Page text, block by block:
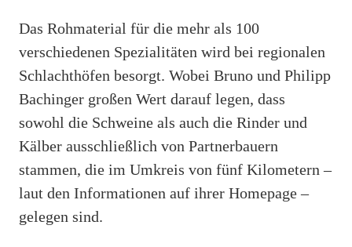
Das Rohmaterial für die mehr als 100
verschiedenen Spezialitäten wird bei regionalen
Schlachthöfen besorgt. Wobei Bruno und Philipp
Bachinger großen Wert darauf legen, dass
sowohl die Schweine als auch die Rinder und
Kälber ausschließlich von Partnerbauern
stammen, die im Umkreis von fünf Kilometern –
laut den Informationen auf ihrer Homepage –
gelegen sind.